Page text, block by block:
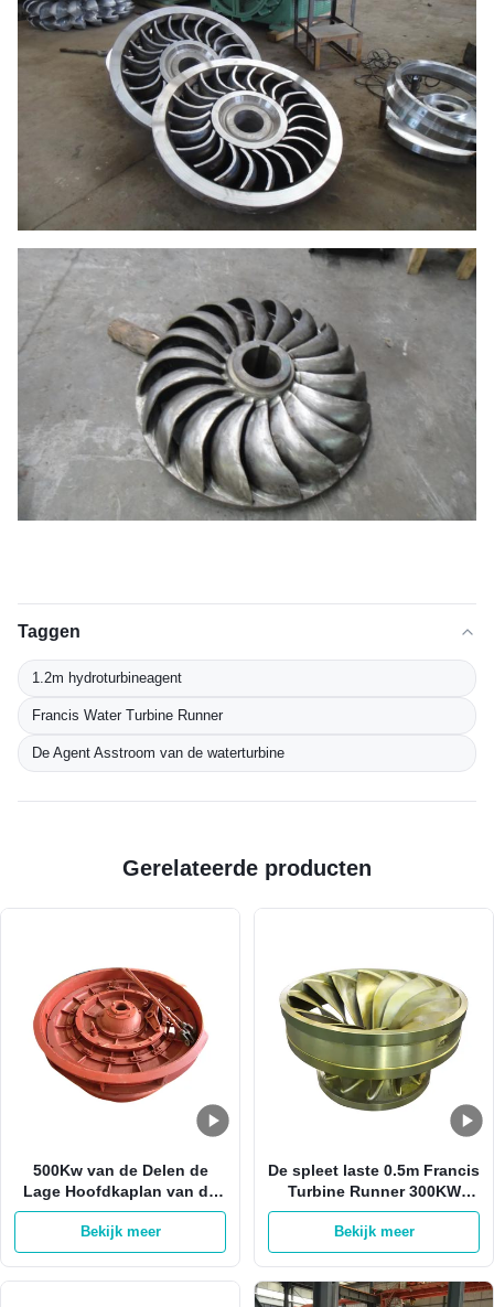
Taggen
1.2m hydroturbineagent
Francis Water Turbine Runner
De Agent Asstroom van de waterturbine
Gerelateerde producten
500Kw van de Delen de
Lage Hoofdkaplan van de
waterturbine Synchrone
Turbogenerator
Bekijk meer
De spleet laste 0.5m Francis
Turbine Runner 300KW
Hoge de Turbinedelen van
het Hardheidswater
Bekijk meer